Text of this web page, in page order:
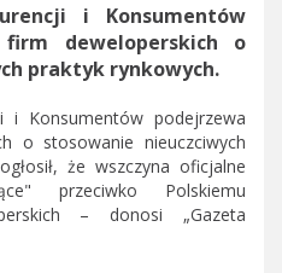
i Konsumentów
deweloperskich o
praktyk rynkowych.
i Konsumentów podejrzewa
o stosowanie nieuczciwych
że wszczyna oficjalne
przeciwko Polskiemu
– donosi „Gazeta